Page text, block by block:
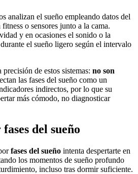
analizan el sueño empleando datos del
o sensores junto a la cama.
y en ocasiones el sonido o la
el sueño ligero según el intervalo
de estos sistemas: no son
las fases del sueño como un
indirectos, por lo que su
más cómodo, no diagnosticar
del sueño
fases del sueño intenta despertarte en
los momentos de sueño profundo
incluso tras dormir suficiente.